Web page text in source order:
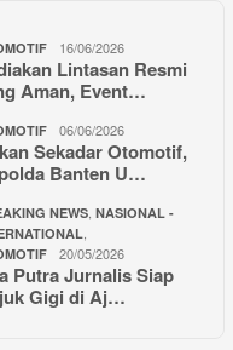
16/06/2026
Lintasan Resmi
Aman, Event…
06/06/2026
Sekadar Otomotif,
Banten U…
NEWS, NASIONAL -
,
20/05/2026
Putra Jurnalis Siap
Gigi di Aj…